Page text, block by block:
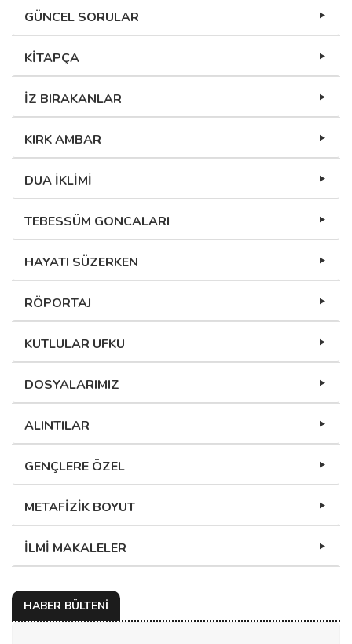
GÜNCEL SORULAR
KİTAPÇA
İZ BIRAKANLAR
KIRK AMBAR
DUA İKLİMİ
TEBESSÜM GONCALARI
HAYATI SÜZERKEN
RÖPORTAJ
KUTLULAR UFKU
DOSYALARIMIZ
ALINTILAR
GENÇLERE ÖZEL
METAFİZİK BOYUT
İLMİ MAKALELER
HABER BÜLTENİ